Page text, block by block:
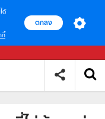
ด้
กี้
ตกลง